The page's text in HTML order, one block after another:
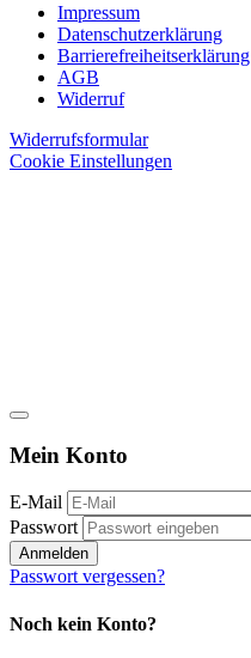
Impressum
Datenschutzerklärung
Barrierefreiheitserklärung
AGB
Widerruf
Widerrufsformular
Cookie Einstellungen
Mein Konto
E-Mail
Passwort
Anmelden
Passwort vergessen?
Noch kein Konto?